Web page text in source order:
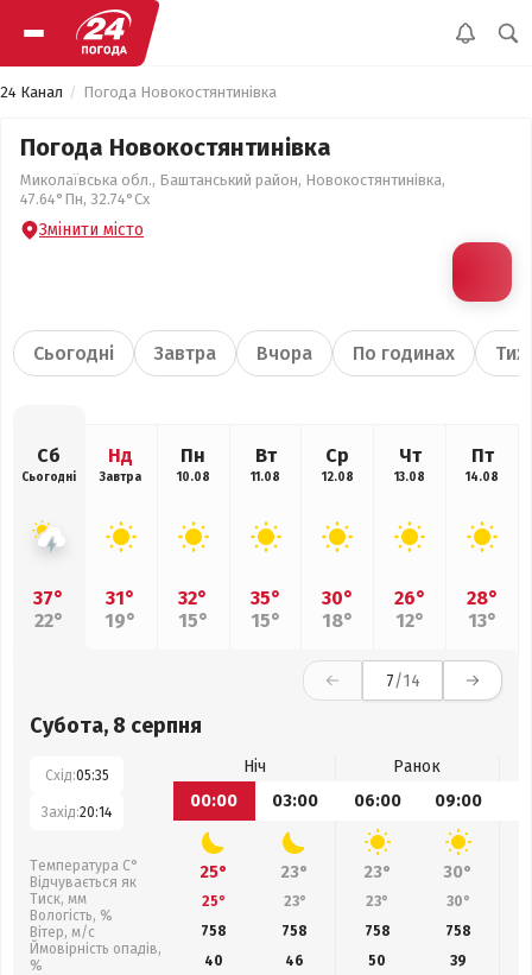
24 Канал Погода Новокостянтинівка
Погода Новокостянтинівка
Миколаївська обл., Баштанський район, Новокостянтинівка,
47.64°Пн, 32.74°Сх
Змінити місто
Сьогодні Завтра Вчора По годинах
Сб
Сьогодні
37°
22°
Нд
Завтра
31°
19°
Пн
10.08
32°
15°
Вт
11.08
35°
15°
Ср
12.08
30°
18°
Чт
13.08
26°
12°
Пт
14.08
28°
13°
7/14
Субота, 8 серпня
Схід:05:35
Захід:20:14
Температура С°
Відчувається як
Тиск, мм
Вологість, %
Вітер, м/с
Ймовірність опадів,
%
Ніч
Ранок
00:00
03:00 06:00 09:00
25° 23° 23° 30°
25° 23° 23° 30°
758
758 758 758
40
46 50 39